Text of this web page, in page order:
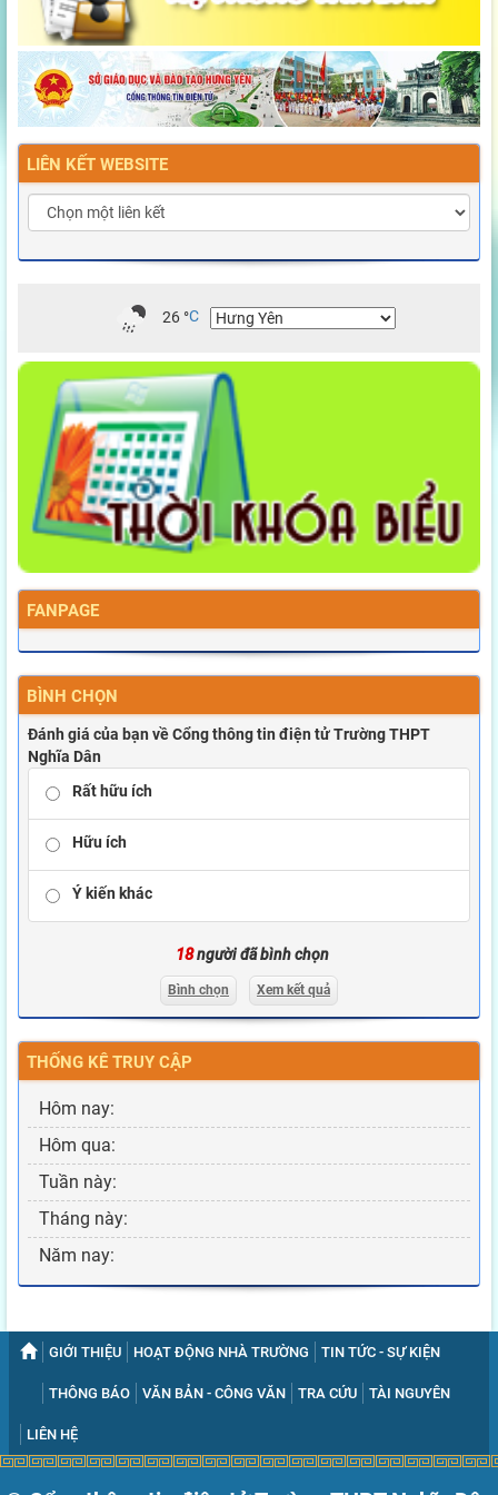
LIÊN KẾT WEBSITE
26°C
FANPAGE
BÌNH CHỌN
Đánh giá của bạn về Cổng thông tin điện tử Trường THPT
Nghĩa Dân
Rất hữu ích
Hữu ích
Ý kiến khác
18người đã bình chọn
Bình chọn Xem kết quả
THỐNG KÊ TRUY CẬP
Hôm nay:
Hôm qua:
Tuần này:
Tháng này:
Năm nay:
GIỚI THIỆU HOẠT ĐỘNG NHÀ TRƯỜNG TIN TỨC - SỰ KIỆN
THÔNG BÁO VĂN BẢN - CÔNG VĂN TRA CỨU TÀI NGUYÊN
LIÊN HỆ